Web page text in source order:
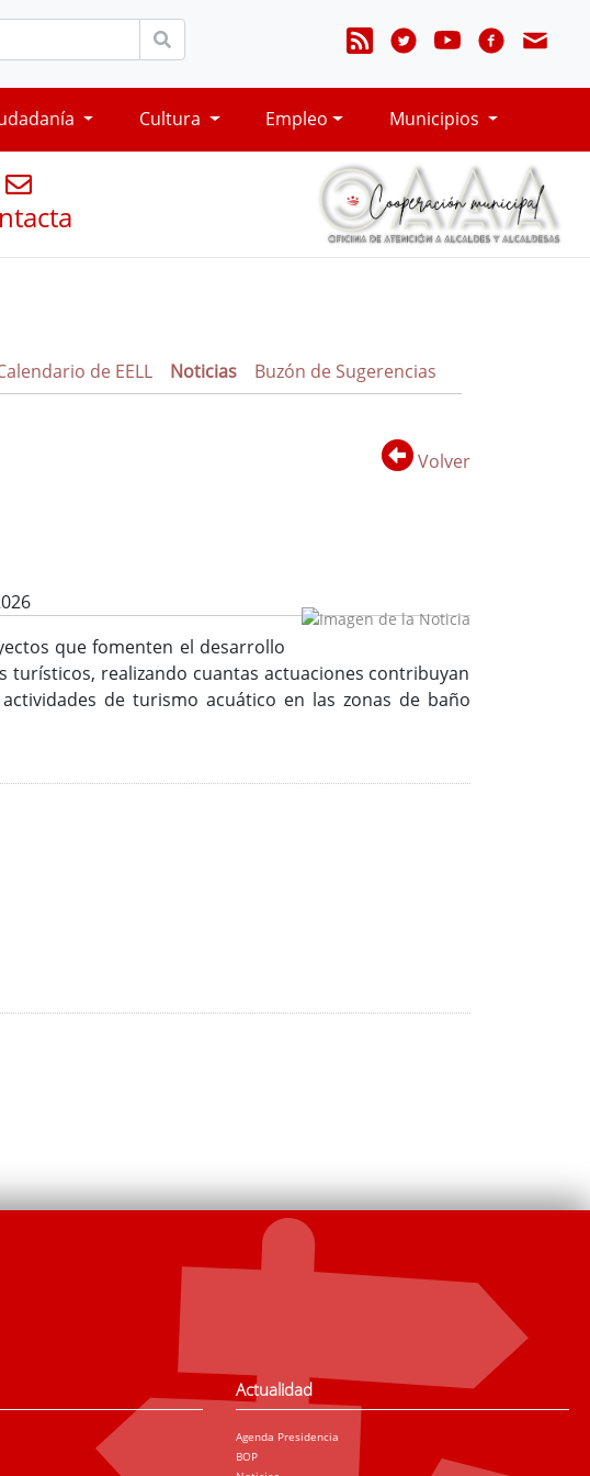
Cultura Empleo Municipios
de EELL Noticias Buzón de Sugerencias
Volver
que fomenten el desarrollo
realizando cuantas actuaciones contribuyan
de turismo acuático en las zonas de baño
Actualidad
Agenda Presidencia
BOP